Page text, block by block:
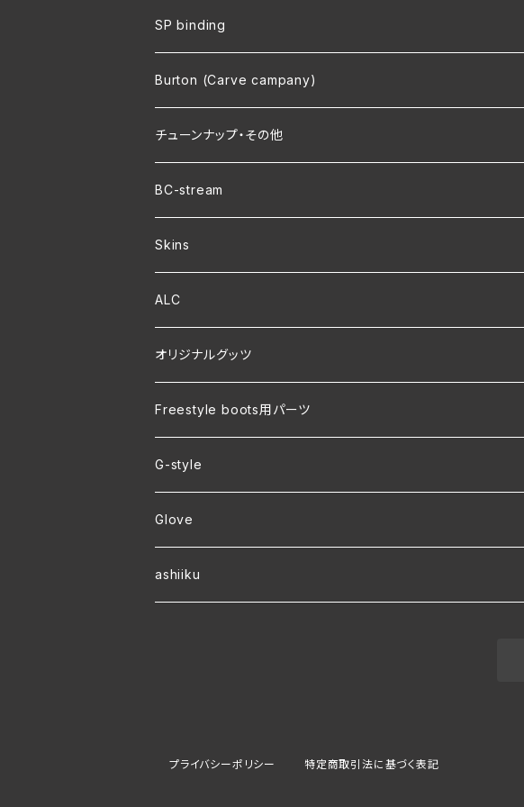
SP binding
Burton (Carve campany)
チューンナップ・その他
BC-stream
Skins
ALC
オリジナルグッツ
裏地付き オリジナルコーチジャケット
ver.2 毛玉が出来にくい・裏起毛 オリジナルパーカー
ver.1 速乾・裏起毛・サイズ豊富 オリジナルパーカー
ワラーチwebオーダー
Freestyle boots用パーツ
G-style
Glove
ashiiku
プライバシーポリシー 特定商取引法に基づく表記